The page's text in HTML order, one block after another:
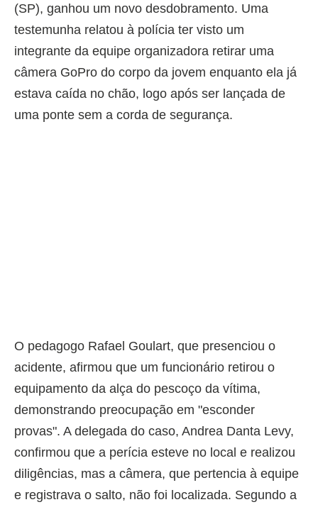
(SP), ganhou um novo desdobramento. Uma
testemunha relatou à polícia ter visto um
integrante da equipe organizadora retirar uma
câmera GoPro do corpo da jovem enquanto ela já
estava caída no chão, logo após ser lançada de
uma ponte sem a corda de segurança.
O pedagogo Rafael Goulart, que presenciou o
acidente, afirmou que um funcionário retirou o
equipamento da alça do pescoço da vítima,
demonstrando preocupação em "esconder
provas". A delegada do caso, Andrea Danta Levy,
confirmou que a perícia esteve no local e realizou
diligências, mas a câmera, que pertencia à equipe
e registrava o salto, não foi localizada. Segundo a